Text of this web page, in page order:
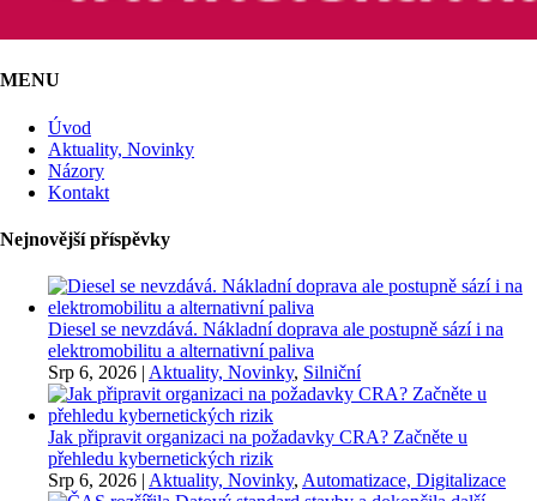
MENU
Úvod
Aktuality, Novinky
Názory
Kontakt
Nejnovější příspěvky
Diesel se nevzdává. Nákladní doprava ale postupně sází i na
elektromobilitu a alternativní paliva
Srp 6, 2026 | Aktuality, Novinky, Silniční
Jak připravit organizaci na požadavky CRA? Začněte u
přehledu kybernetických rizik
Srp 6, 2026 | Aktuality, Novinky, Automatizace, Digitalizace